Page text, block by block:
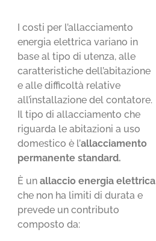
I costi per l’allacciamento
energia elettrica variano in
base al tipo di utenza, alle
caratteristiche dell’abitazione
e alle difficoltà relative
all’installazione del contatore.
Il tipo di allacciamento che
riguarda le abitazioni a uso
domestico è l’allacciamento
permanente standard.
È unallaccio energia elettrica
che non ha limiti di durata e
prevede un contributo
composto da: